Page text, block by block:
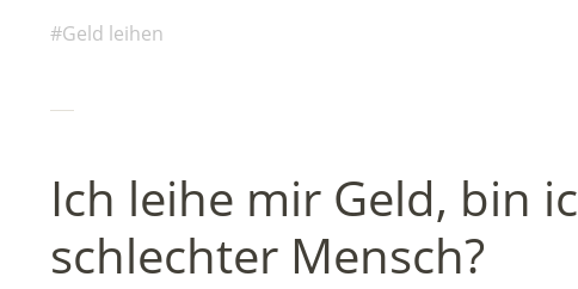
Geld leihen
Ich leihe mir Geld, bin
schlechter Mensch?